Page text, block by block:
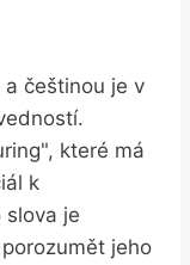
češtinou je v
které má
k
slova je
jeho